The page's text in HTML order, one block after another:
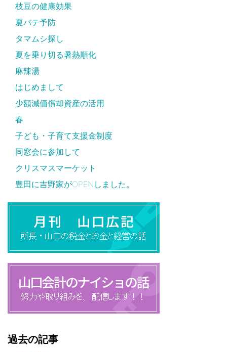
枝豆の健康効果
夏バテ予防
タマムシ探し
夏を乗り切る暑熱順化
麻辣湯
はじめまして
少額減価償却資産の活用
春
子ども・子育て支援金制度
同窓会に参加して
クリスマスマーケット
豊田に吉野家がOPENしました。
過去の記事